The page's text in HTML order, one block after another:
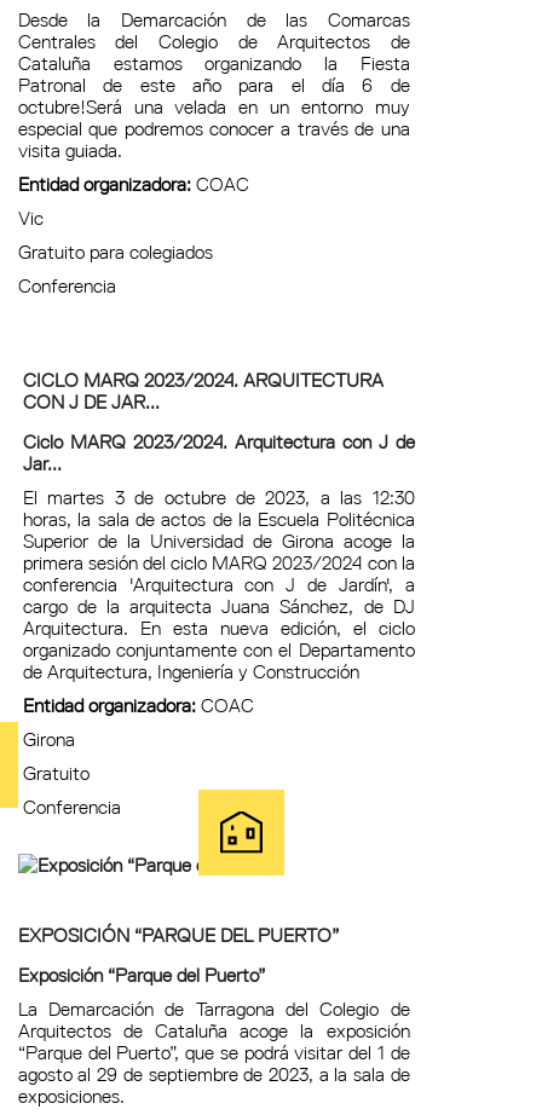
Desde la Demarcación de las Comarcas
Centrales del Colegio de Arquitectos de
Cataluña estamos organizando la Fiesta
Patronal de este año para el día 6 de
octubre!Será una velada en un entorno muy
especial que podremos conocer a través de una
visita guiada.
Entidad organizadora:COAC
Vic
Gratuito para colegiados
Conferencia
CICLO MARQ 2023/2024. ARQUITECTURA
CON J DE JAR...
Ciclo MARQ 2023/2024. Arquitectura con J de
Jar...
El martes 3 de octubre de 2023, a las 12:30
horas, la sala de actos de la Escuela Politécnica
Superior de la Universidad de Girona acoge la
primera sesión del ciclo MARQ 2023/2024 con la
conferencia 'Arquitectura con J de Jardín', a
cargo de la arquitecta Juana Sánchez, de DJ
Arquitectura. En esta nueva edición, el ciclo
organizado conjuntamente con el Departamento
de Arquitectura, Ingeniería y Construcción
Entidad organizadora:COAC
Girona
Gratuito
Conferencia
EXPOSICIÓN “PARQUE DEL PUERTO”
Exposición “Parque del Puerto”
La Demarcación de Tarragona del Colegio de
Arquitectos de Cataluña acoge la exposición
“Parque del Puerto”, que se podrá visitar del 1 de
agosto al 29 de septiembre de 2023, a la sala de
exposiciones.